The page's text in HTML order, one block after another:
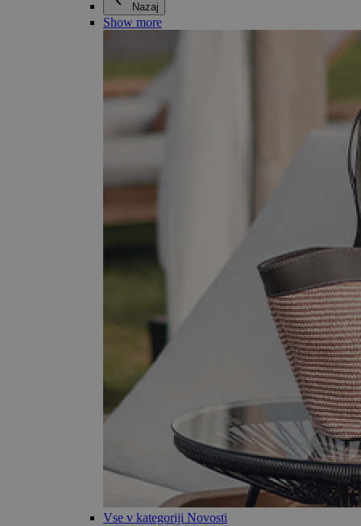
Nazaj
Show more
Vse v kategoriji Novosti